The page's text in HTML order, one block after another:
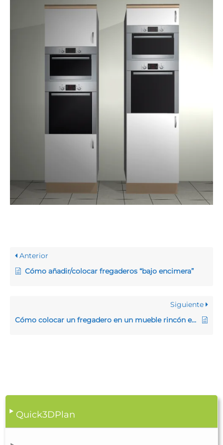
Quick3DPlan
Anterior
Cómo añadir/colocar fregaderos “bajo encimera”
Siguiente
Cómo colocar un fregadero en un mueble rincón escuadra